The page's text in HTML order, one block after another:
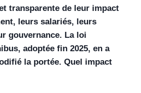
transparente de leur impact
leurs salariés, leurs
gouvernance. La loi
adoptée fin 2025, en a
la portée. Quel impact